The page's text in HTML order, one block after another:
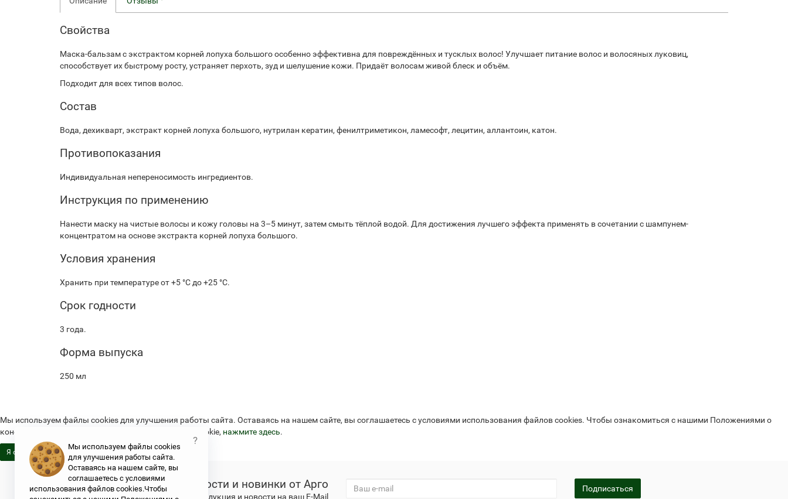
Свойства
Маска-бальзам с экстрактом корней лопуха большого особенно эффективна для повреждённых и тусклых волос! Улучшает питание волос и волосяных луковиц,
способствует их быстрому росту, устраняет перхоть, зуд и шелушение кожи. Придаёт волосам живой блеск и объём.
Подходит для всех типов волос.
Состав
Вода, дехикварт, экстракт корней лопуха большого, нутрилан кератин, фенилтриметикон, ламесофт, лецитин, аллантоин, катон.
Противопоказания
Индивидуальная непереносимость ингредиентов.
Инструкция по применению
Нанести маску на чистые волосы и кожу головы на 3–5 минут, затем смыть тёплой водой. Для достижения лучшего эффекта применять в сочетании с шампунем-
концентратом на основе экстракта корней лопуха большого.
Условия хранения
Хранить при температуре от +5 °С до +25 °С.
Срок годности
3 года.
Форма выпуска
250 мл
Мы используем файлы cookies для улучшения работы сайта. Оставаясь на нашем сайте, вы соглашаетесь с условиями использования файлов cookies. Чтобы ознакомиться с нашими Положениями о
конфиденциальности и об использовании файлов cookie, нажмите здесь.
Я согласен
Новости и новинки от Арго
Свежая продукция и новости на ваш E-Mail
Подписаться
Мы используем файлы cookies
для улучшения работы сайта.
Оставаясь на нашем сайте, вы
соглашаетесь с условиями
использования файлов cookies.Чтобы
?